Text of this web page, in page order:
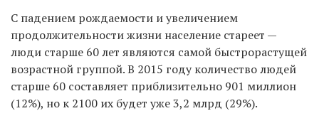
С падением рождаемости и увеличением
продолжительности жизни население стареет —
люди старше 60 лет являются самой быстрорастущей
возрастной группой. В 2015 году количество людей
старше 60 составляет приблизительно 901 миллион
(12%), но к 2100 их будет уже 3,2 млрд (29%).